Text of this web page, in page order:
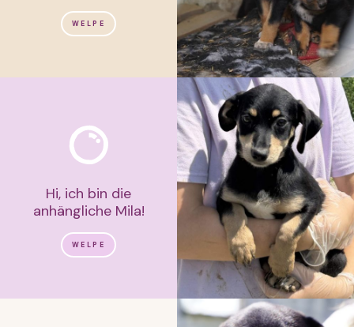
WELPE
Hi, ich bin die
anhängliche Mila!
WELPE